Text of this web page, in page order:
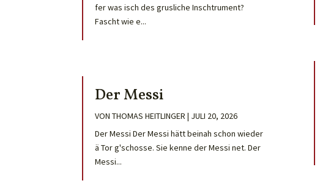
fer was isch des grusliche Inschtrument?
Fascht wie e...
Der Messi
VONTHOMAS HEITLINGER | JULI 20, 2026
Der Messi Der Messi hätt beinah schon wieder
ä Tor g'schosse. Sie kenne der Messi net. Der
Messi...